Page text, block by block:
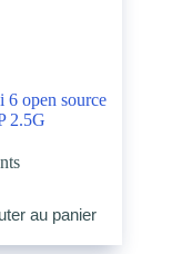
open source
2.5G
au panier